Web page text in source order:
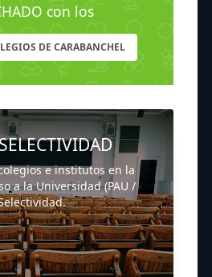
con los
DE CARABANCHEL
e institutos en la
a la Universidad (PAU /